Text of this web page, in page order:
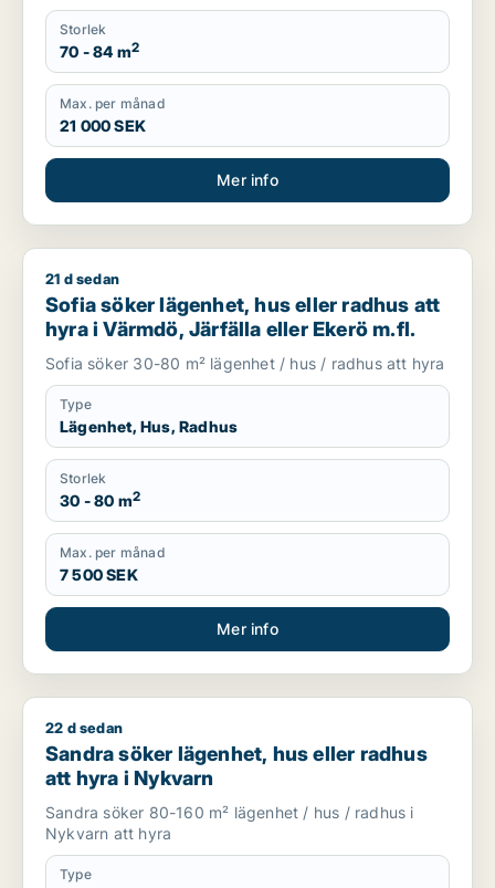
Storlek
70 - 84 m2
Max. per månad
21 000 SEK
Mer info
Sofia söker lägenhet, hus eller radhus att hyra i Värmdö,
21 d sedan
Sofia söker lägenhet, hus eller radhus att
hyra i Värmdö, Järfälla eller Ekerö m.fl.
Sofia söker 30-80 m² lägenhet / hus / radhus att hyra
Type
Lägenhet, Hus, Radhus
Storlek
30 - 80 m2
Max. per månad
7 500 SEK
Mer info
Sandra söker lägenhet, hus eller radhus att hyra i Nykvarn
22 d sedan
Sandra söker lägenhet, hus eller radhus
att hyra i Nykvarn
Sandra söker 80-160 m² lägenhet / hus / radhus i
Nykvarn att hyra
Type